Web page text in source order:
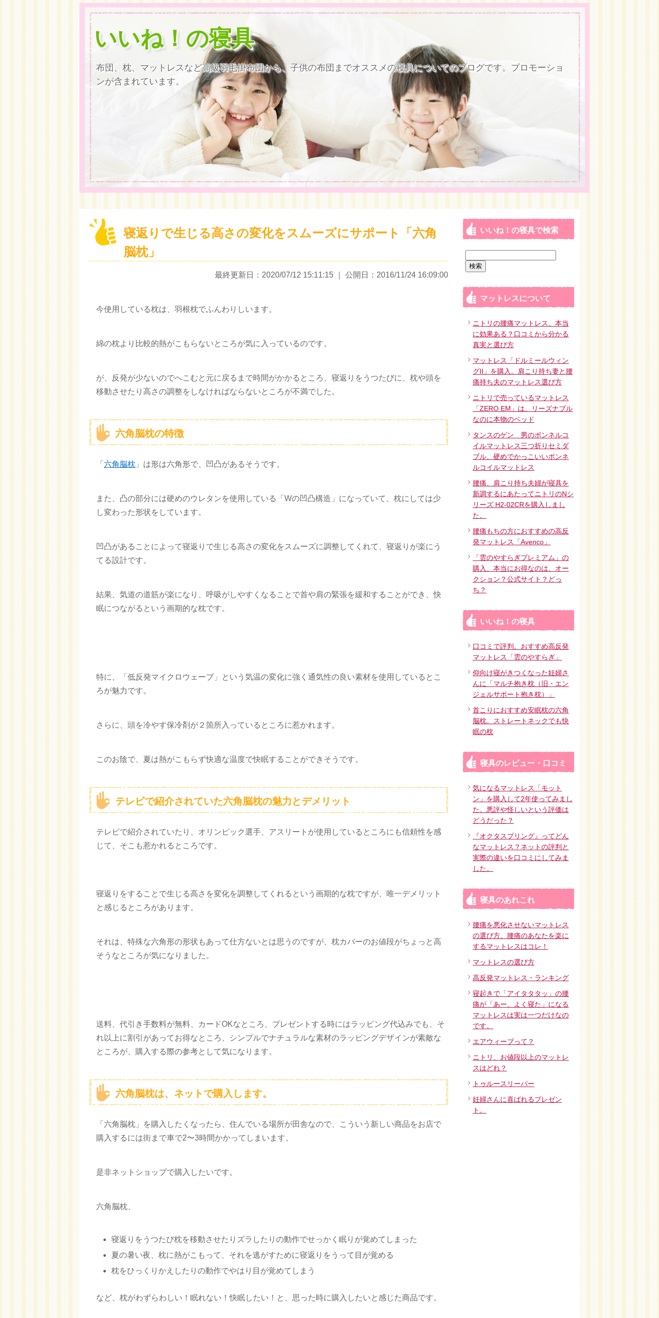
いいね！の寝具
布団、枕、マットレスなど高級羽毛掛布団から、子供の布団までオススメの寝具についてのブログです。プロモーショ
ンが含まれています。
寝返りで生じる高さの変化をスムーズにサポート「六角
脳枕」
最終更新日：2020/07/12 15:11:15 ｜ 公開日：2016/11/24 16:09:00
今使用している枕は、羽根枕でふんわりしいます。
綿の枕より比較的熱がこもらないところが気に入っているのです。
が、反発が少ないのでへこむと元に戻るまで時間がかかるところ、寝返りをうつたびに、枕や頭を
移動させたり高さの調整をしなければならないところが不満でした。
六角脳枕の特徴
「 六角脳枕 」は形は六角形で、凹凸があるそうです。
また、凸の部分には硬めのウレタンを使用している「Wの凹凸構造」になっていて、枕にしては少
し変わった形状をしています。
凹凸があることによって寝返りで生じる高さの変化をスムーズに調整してくれて、寝返りが楽にう
てる設計です。
結果、気道の道筋が楽になり、呼吸がしやすくなることで首や肩の緊張を緩和することができ、快
眠につながるという画期的な枕です。
特に、「低反発マイクロウェーブ」という気温の変化に強く通気性の良い素材を使用しているとこ
ろが魅力です。
さらに、頭を冷やす保冷剤が２箇所入っているところに惹かれます。
このお陰で、夏は熱がこもらず快適な温度で快眠することができそうです。
テレビで紹介されていた六角脳枕の魅力とデメリット
テレビで紹介されていたり、オリンピック選手、アスリートが使用しているところにも信頼性を感
じて、そこも惹かれるところです。
寝返りをすることで生じる高さを変化を調整してくれるという画期的な枕ですが、唯一デメリット
と感じるところがあります。
それは、特殊な六角形の形状もあって仕方ないとは思うのですが、枕カバーのお値段がちょっと高
そうなところが気になりました。
送料、代引き手数料が無料、カードOKなところ、プレゼントする時にはラッピング代込みでも、そ
れ以上に割引があってお得なところ、シンプルでナチュラルな素材のラッピングデザインが素敵な
ところが、購入する際の参考として気になります。
六角脳枕は、ネットで購入します。
「六角脳枕」を購入したくなったら、住んでいる場所が田舎なので、こういう新しい商品をお店で
購入するには街まで車で2〜3時間かかってしまいます。
是非ネットショップで購入したいです。
六角脳枕、
寝返りをうつたび枕を移動させたりズラしたりの動作でせっかく眠りが覚めてしまった
夏の暑い夜、枕に熱がこもって、それを逃がすために寝返りをうって目が覚める
枕をひっくりかえしたりの動作でやはり目が覚めてしまう
など、枕がわずらわしい！眠れない！快眠したい！と、思った時に購入したいと感じた商品です。
いいね！の寝具で検索
索:
マットレスについて
ニトリの腰痛マットレス、本当
に効果ある？口コミから分かる
真実と選び方
マットレス「ドルミールウィン
グII」を購入。肩こり持ち妻と腰
痛持ち夫のマットレス選び方
ニトリで売っているマットレス
「ZERO EM」は、リーズナブル
なのに本物のベッド
タンスのゲン 男のボンネルコ
イルマットレス三つ折りセミダ
ブル、硬めでかっこいいボンネ
ルコイルマットレス
腰痛、肩こり持ち夫婦が寝具を
新調するにあたってニトリのNシ
リーズ H2-02CRを購入しまし
た。
腰痛もちの方におすすめの高反
発マットレス「Avenco」
「雲のやすらぎプレミアム」の
購入、本当にお得なのは、オー
クション？公式サイト？どっ
ち？
いいね！の寝具
口コミで評判。おすすめ高反発
マットレス「雲のやすらぎ」
仰向け寝がきつくなった妊婦さ
んに「マルチ抱き枕（旧・エン
ジェルサポート抱き枕）」
首こりにおすすめ安眠枕の六角
脳枕。ストレートネックでも快
眠の枕
寝具のレビュー・口コミ
気になるマットレス「モット
ン」を購入して2年使ってみまし
た。悪評や怪しいという評価は
どうだった？
『オクタスプリング』ってどん
なマットレス？ネットの評判と
実際の違いを口コミにしてみま
した。
寝具のあれこれ
腰痛を悪化させないマットレス
の選び方。腰痛のあなたを楽に
するマットレスはコレ！
マットレスの選び方
高反発マットレス・ランキング
寝起きで「アイタタタッ」の腰
痛が「あー、よく寝た」になる
マットレスは実は一つだけなの
です。
エアウィーブって？
ニトリ、お値段以上のマットレ
スはどれ？
トゥルースリーパー
妊婦さんに喜ばれるプレゼン
ト。